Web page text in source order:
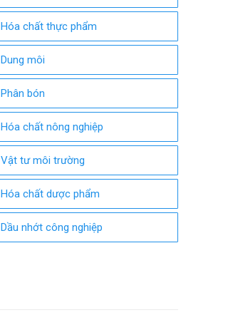
Hóa chất thực phẩm
Dung môi
Phân bón
Hóa chất nông nghiệp
Vật tư môi trường
Hóa chất dược phẩm
Dầu nhớt công nghiệp